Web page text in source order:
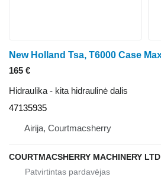
165 €
Hidraulika - kita hidraulinė dalis
47135935
Airija, Courtmacsherry
COURTMACSHERRY MACHINERY LTD